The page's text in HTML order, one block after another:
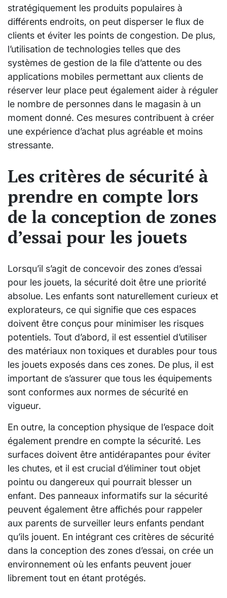
stratégiquement les produits populaires à
différents endroits, on peut disperser le flux de
clients et éviter les points de congestion. De plus,
l’utilisation de technologies telles que des
systèmes de gestion de la file d’attente ou des
applications mobiles permettant aux clients de
réserver leur place peut également aider à réguler
le nombre de personnes dans le magasin à un
moment donné. Ces mesures contribuent à créer
une expérience d’achat plus agréable et moins
stressante.
Les critères de sécurité à
prendre en compte lors
de la conception de zones
d’essai pour les jouets
Lorsqu’il s’agit de concevoir des zones d’essai
pour les jouets, la sécurité doit être une priorité
absolue. Les enfants sont naturellement curieux et
explorateurs, ce qui signifie que ces espaces
doivent être conçus pour minimiser les risques
potentiels. Tout d’abord, il est essentiel d’utiliser
des matériaux non toxiques et durables pour tous
les jouets exposés dans ces zones. De plus, il est
important de s’assurer que tous les équipements
sont conformes aux normes de sécurité en
vigueur.
En outre, la conception physique de l’espace doit
également prendre en compte la sécurité. Les
surfaces doivent être antidérapantes pour éviter
les chutes, et il est crucial d’éliminer tout objet
pointu ou dangereux qui pourrait blesser un
enfant. Des panneaux informatifs sur la sécurité
peuvent également être affichés pour rappeler
aux parents de surveiller leurs enfants pendant
qu’ils jouent. En intégrant ces critères de sécurité
dans la conception des zones d’essai, on crée un
environnement où les enfants peuvent jouer
librement tout en étant protégés.